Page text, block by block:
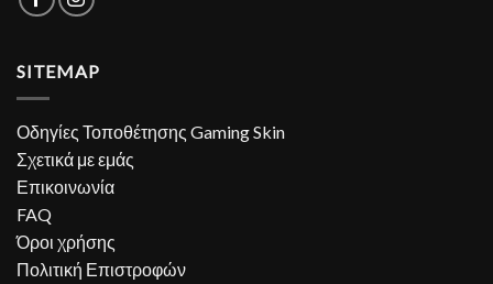
SITEMAP
Οδηγίες Τοποθέτησης Gaming Skin
Σχετικά με εμάς
Επικοινωνία
FAQ
Όροι χρήσης
Πολιτική Επιστροφών